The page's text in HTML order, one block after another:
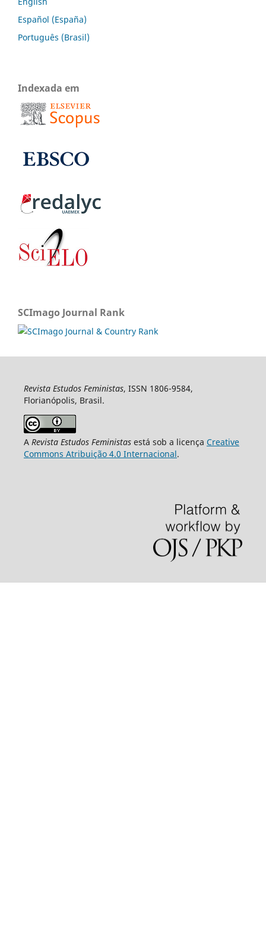
Español (España)
Português (Brasil)
Indexada em
SCImago Journal Rank
Revista Estudos Feministas, ISSN 1806-9584,
Florianópolis, Brasil.
A Revista Estudos Feministasestá sob a licença Creative
Commons Atribuição 4.0 Internacional.